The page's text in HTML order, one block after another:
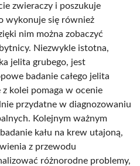
zwieraczy i poszukuje
wykonuje się również
nim można zobaczyć
Niezwykle istotna,
jelita grubego, jest
badanie całego jelita
kolei pomaga w ocenie
przydatne w diagnozowaniu
Kolejnym ważnym
kału na krew utajoną,
z przewodu
różnorodne problemy,